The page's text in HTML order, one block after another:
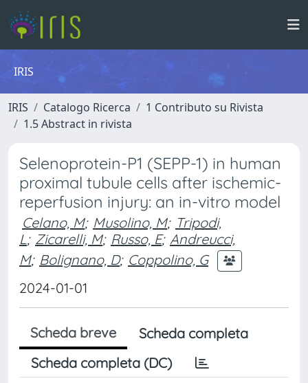
IRIS
IRIS Catalogo Ricerca
1 Contributo su Rivista
1.5 Abstract in rivista
Selenoprotein-P1 (SEPP-1) in human
proximal tubule cells after ischemic-
reperfusion injury: an in-vitro model
Celano, M; Musolino, M; Tripodi,
L; Zicarelli, M; Russo, E; Andreucci,
M; Bolignano, D; Coppolino, G
2024-01-01
Scheda breve
Scheda completa
Scheda completa (DC)